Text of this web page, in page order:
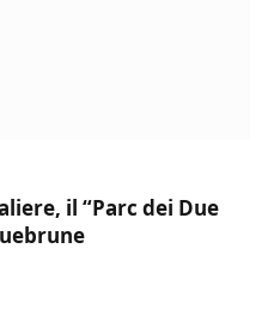
il “Parc dei Due